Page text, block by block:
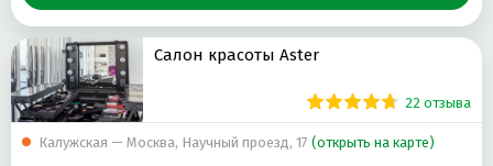
Салон красоты Aster
22 отзыва
Калужская — Москва, Научный проезд, 17 (открыть на карте)